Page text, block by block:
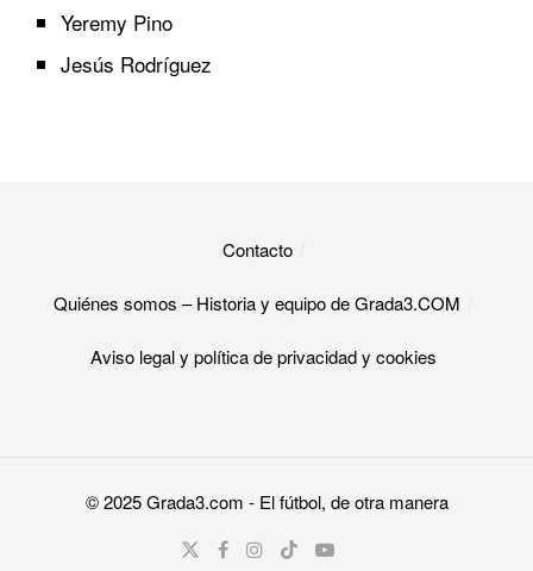
Yeremy Pino
Jesús Rodríguez
Contacto
Quiénes somos – Historia y equipo de Grada3.COM
Aviso legal y política de privacidad y cookies​
© 2025Grada3.com - El fútbol, de otra manera